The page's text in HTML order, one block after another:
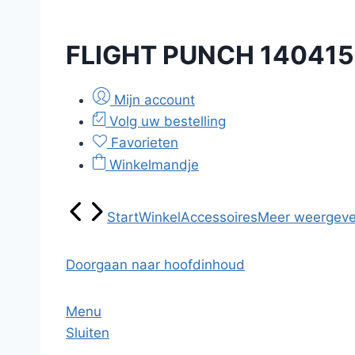
FLIGHT PUNCH 140415
Mijn account
Volg uw bestelling
Favorieten
Winkelmandje
StartWinkelAccessoiresMeer
Doorgaan naar hoofdinhoud
Menu
Sluiten